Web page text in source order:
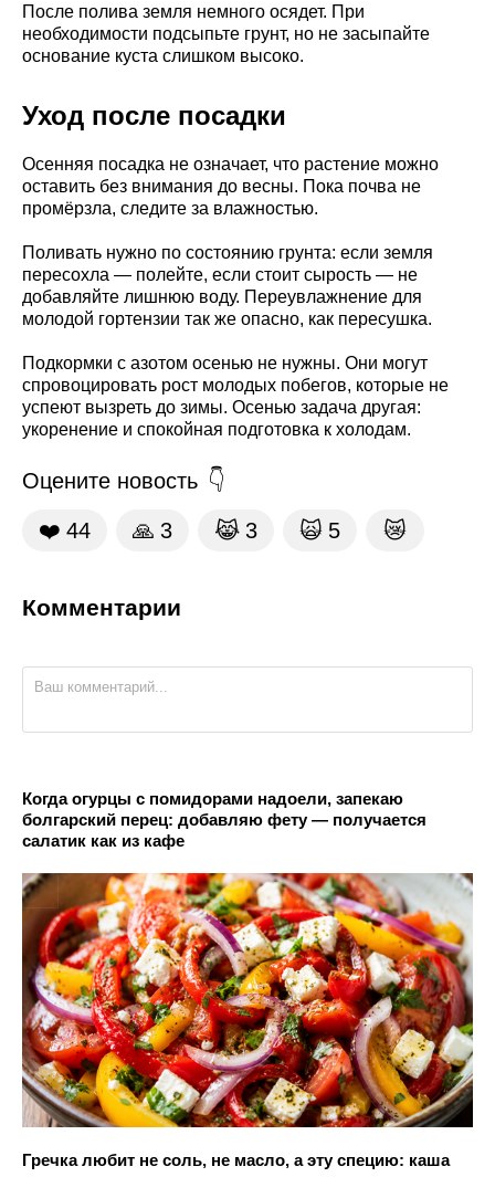
После полива земля немного осядет. При
необходимости подсыпьте грунт, но не засыпайте
основание куста слишком высоко.
Уход после посадки
Осенняя посадка не означает, что растение можно
оставить без внимания до весны. Пока почва не
промёрзла, следите за влажностью.
Поливать нужно по состоянию грунта: если земля
пересохла — полейте, если стоит сырость — не
добавляйте лишнюю воду. Переувлажнение для
молодой гортензии так же опасно, как пересушка.
Подкормки с азотом осенью не нужны. Они могут
спровоцировать рост молодых побегов, которые не
успеют вызреть до зимы. Осенью задача другая:
укоренение и спокойная подготовка к холодам.
Оцените новость
❤️ 44 🙏 3 😹 3 🙀 5 😿
Комментарии
Когда огурцы с помидорами надоели, запекаю
болгарский перец: добавляю фету — получается
салатик как из кафе
Гречка любит не соль, не масло, а эту специю: каша